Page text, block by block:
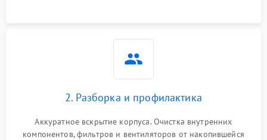
2. Разборка и профилактика
Аккуратное вскрытие корпуса. Очистка внутренних
компонентов, фильтров и вентиляторов от накопившейся